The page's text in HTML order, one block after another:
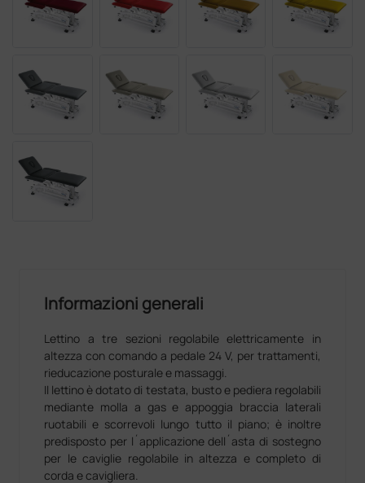
Informazioni generali
Lettino a tre sezioni regolabile elettricamente in
altezza con comando a pedale 24 V, per trattamenti,
rieducazione posturale e massaggi.
Il lettino è dotato di testata, busto e pediera regolabili
mediante molla a gas e appoggia braccia laterali
ruotabili e scorrevoli lungo tutto il piano; è inoltre
predisposto per l´applicazione dell´asta di sostegno
per le caviglie regolabile in altezza e completo di
corda e cavigliera.